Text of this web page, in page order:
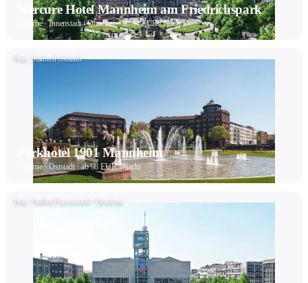
Mercure Hotel Mannheim am Friedrichspark
4 Sterne · Innenstadt / Quadrate · ab 94 EUR / Nacht
Foto: Stadtteil Oststadt
Parkhotel 1901 Mannheim
4 Sterne · Oststadt · ab 98 EUR / Nacht
Foto: Stadtteil Innenstadt / Quadrate